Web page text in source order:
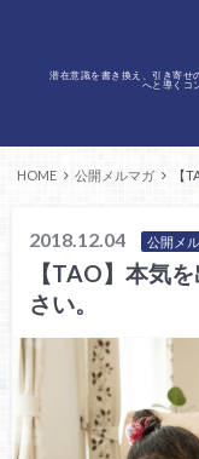
潜在意識を書き換え、引き寄せ
へと導くコ
HOME 公開メルマガ 【
2018.12.04 公開メ
【TAO】本気
さい。